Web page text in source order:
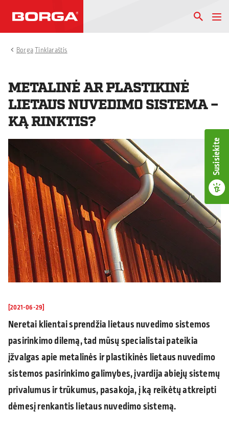
Susisiekite
BorgaTinklaraštis
METALINĖ AR PLASTIKINĖ
LIETAUS NUVEDIMO SISTEMA –
KĄ RINKTIS?
[2021-06-29]
Neretai klientai sprendžia lietaus nuvedimo sistemos
pasirinkimo dilemą, tad mūsų specialistai pateikia
įžvalgas apie metalinės ir plastikinės lietaus nuvedimo
sistemos pasirinkimo galimybes, įvardija abiejų sistemų
privalumus ir trūkumus, pasakoja, į ką reikėtų atkreipti
dėmesį renkantis lietaus nuvedimo sistemą.